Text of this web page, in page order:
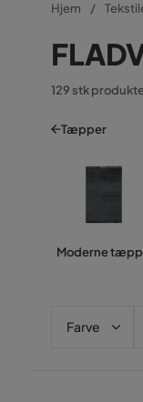
Hjem
129 stk
Tæpper
Moderne
Farve